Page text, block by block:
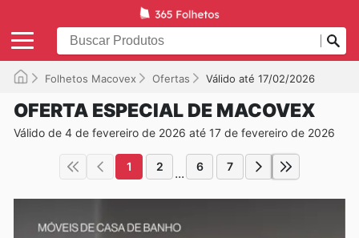
Folhetos Macovex Ofertas Válido até 17/02/2026
OFERTA ESPECIAL DE MACOVEX
Válido de 4 de fevereiro de 2026 até 17 de fevereiro de 2026
1 2 ... 6 7